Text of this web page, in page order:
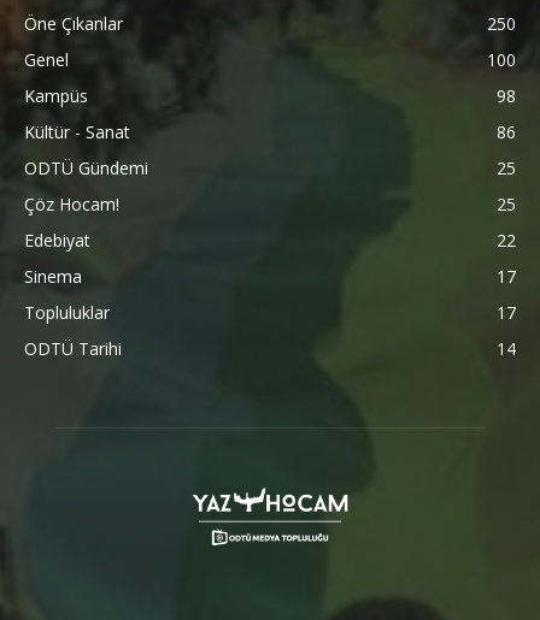
Öne Çıkanlar
250
Genel
100
Kampüs
98
Kültür - Sanat
86
ODTÜ Gündemi
25
Çöz Hocam!
25
Edebiyat
22
Sinema
17
Topluluklar
17
ODTÜ Tarihi
14